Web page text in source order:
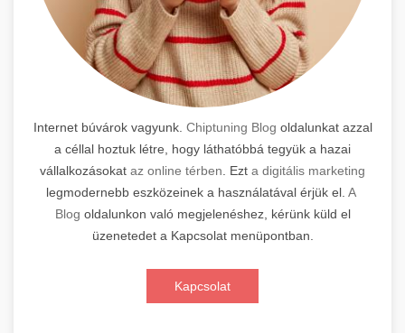
Internet búvárok vagyunk. Chiptuning Blog oldalunkat azzal
a céllal hoztuk létre, hogy láthatóbbá tegyük a hazai
vállalkozásokat az online térben . Ezt a digitális marketing
legmodernebb eszközeinek a használatával érjük el. A
Blog oldalunkon való megjelenéshez, kérünk küld el
üzenetedet a Kapcsolat menüpontban.
Kapcsolat